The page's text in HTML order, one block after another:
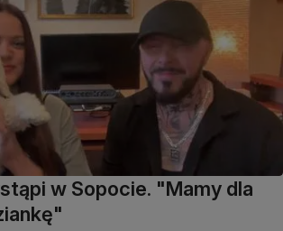
w Sopocie. "Mamy dla